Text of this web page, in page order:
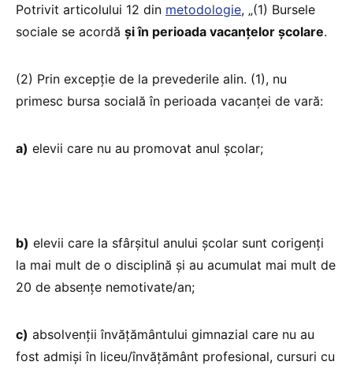
Potrivit articolului 12 din metodologie, „(1) Bursele
sociale se acordă și în perioada vacanțelor școlare.
(2) Prin excepție de la prevederile alin. (1), nu
primesc bursa socială în perioada vacanței de vară:
a) elevii care nu au promovat anul școlar;
b) elevii care la sfârșitul anului școlar sunt corigenți
la mai mult de o disciplină și au acumulat mai mult de
20 de absențe nemotivate/an;
c) absolvenții învățământului gimnazial care nu au
fost admiși în liceu/învățământ profesional, cursuri cu